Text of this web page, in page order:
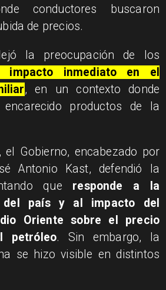
conductores buscaron
de precios.
la preocupación de los
impacto inmediato en el
, en un contexto donde
productos de la
el Gobierno, encabezado por
Antonio Kast, defendió la
que responde a la
país y al impacto del
Oriente sobre el precio
petróleo. Sin embargo, la
se hizo visible en distintos